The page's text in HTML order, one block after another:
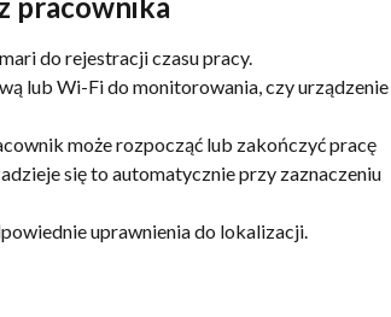
do rejestracji czasu pracy.
lub Wi-Fi do monitorowania, czy urządzenie
może rozpocząć lub zakończyć pracę
się to automatycznie przy zaznaczeniu
uprawnienia do lokalizacji.